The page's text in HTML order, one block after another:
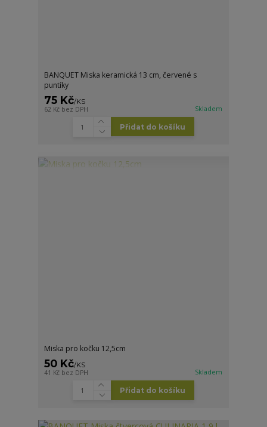
BANQUET Miska keramická 13 cm, červené s
puntíky
75 Kč/KS
62 Kč bez DPH Skladem
Přidat do košíku
Miska pro kočku 12,5cm
50 Kč/KS
41 Kč bez DPH Skladem
Přidat do košíku